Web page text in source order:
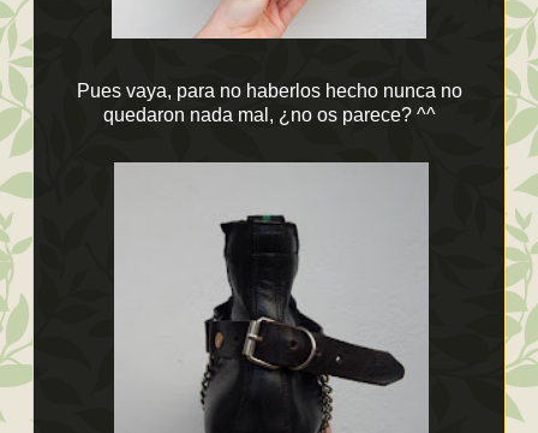
Pues vaya, para no haberlos hecho nunca no
quedaron nada mal, ¿no os parece? ^^